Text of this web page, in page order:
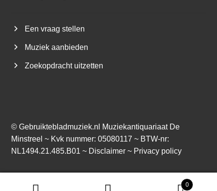
Een vraag stellen
Muziek aanbieden
Zoekopdracht uitzetten
© Gebruiktebladmuziek.nl
Muziekantiquariaat De
Minstreel ~ Kvk nummer: 05080117 ~ BTW-nr:
NL1494.21.485.B01 ~ Disclaimer~ Privacy policy
0